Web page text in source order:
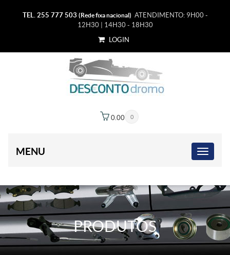
TEL. 255 777 503 (Rede fixa nacional) ATENDIMENTO: 9H00 -
12H30 | 14H30 - 18H30
LOGIN
0
0.00
MENU
PRODUTOS